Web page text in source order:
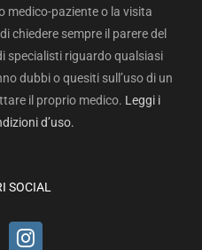
medico-paziente o la visita
chiedere sempre il parere del
specialisti riguardo qualsiasi
dubbi o quesiti sull’uso di un
il proprio medico. Leggi i
d’uso.
SOCIAL